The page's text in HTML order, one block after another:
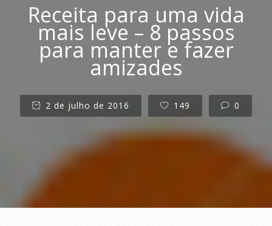
Receita para uma vida
mais leve – 8 passos
para manter e fazer
amizades
2 de julho de 2016 149 0